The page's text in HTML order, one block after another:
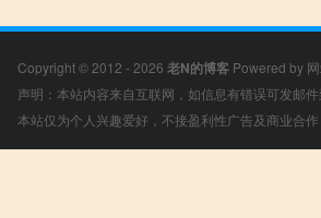
Copyright © 2012 - 2026 老N的博客 Powered by
声明：本站内容来自互联网，如信息有错误可发邮
本站仅为个人兴趣爱好，不接盈利性广告及商业合作